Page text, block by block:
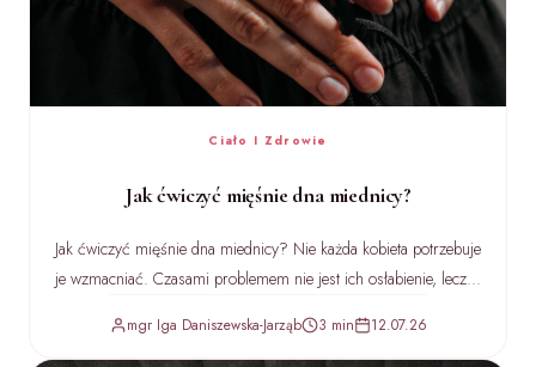
Ciało I Zdrowie
Jak ćwiczyć mięśnie dna miednicy?
Jak ćwiczyć mięśnie dna miednicy? Nie każda kobieta potrzebuje
je wzmacniać. Czasami problemem nie jest ich osłabienie, lecz...
mgr Iga Daniszewska-Jarząb 3 min 12.07.26